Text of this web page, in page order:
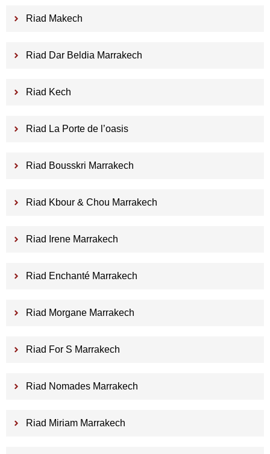
Riad Makech
Riad Dar Beldia Marrakech
Riad Kech
Riad La Porte de l’oasis
Riad Bousskri Marrakech
Riad Kbour & Chou Marrakech
Riad Irene Marrakech
Riad Enchanté Marrakech
Riad Morgane Marrakech
Riad For S Marrakech
Riad Nomades Marrakech
Riad Miriam Marrakech